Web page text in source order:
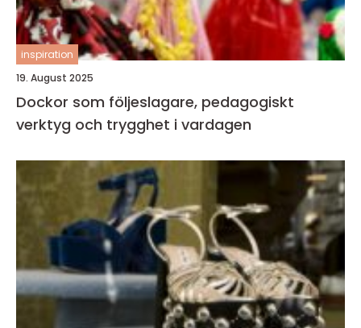
inspiration
19. August 2025
Dockor som följeslagare, pedagogiskt
verktyg och trygghet i vardagen